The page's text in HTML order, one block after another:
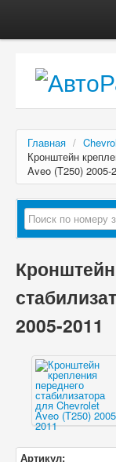
Автосервис
Как купить
Контакты
Главная /
Кронштейн
Aveo (T250) 2005-
2005-2011
Артикул: